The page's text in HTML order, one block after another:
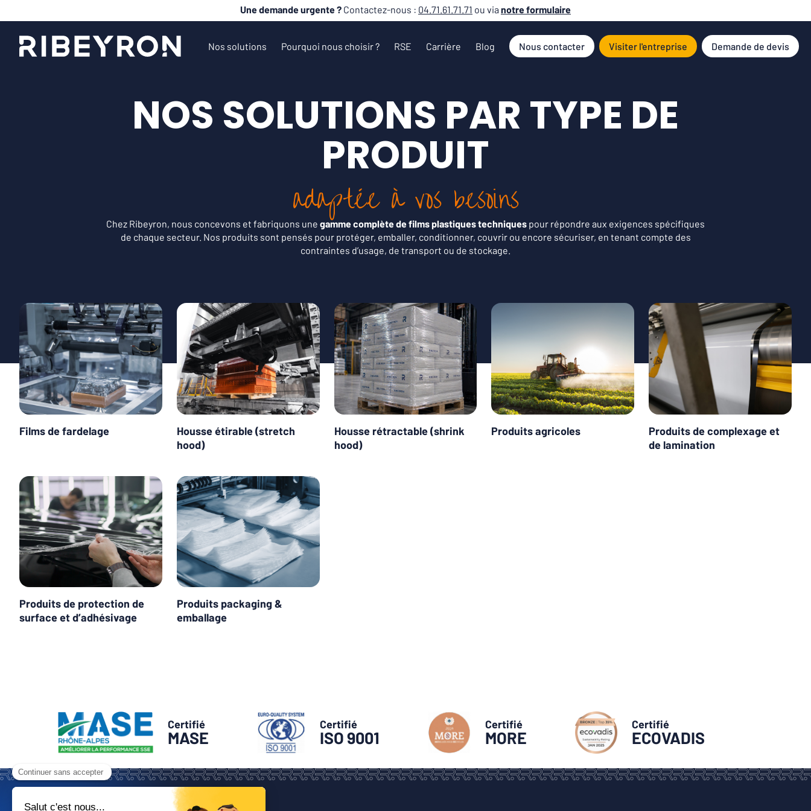
Une demande urgente ? Contactez-nous : 04.71.61.71.71 ou via notre formulaire
Nos solutions Pourquoi nous choisir ? RSE Carrière Blog Nous contacter Demande de devis
Visiter l'entreprise
NOS SOLUTIONS PAR TYPE DE
PRODUIT
adaptée à vos besoins
Chez Ribeyron, nous concevons et fabriquons une gamme complète de films plastiques techniques pour répondre aux exigences spécifiques
de chaque secteur. Nos produits sont pensés pour protéger, emballer, conditionner, couvrir ou encore sécuriser, en tenant compte des
contraintes d’usage, de transport ou de stockage.
Films de fardelage
Housse étirable (stretch
hood)
Housse rétractable (shrink
hood)
Produits agricoles
Produits de complexage et
de lamination
Produits de protection de
surface et d’adhésivage
Produits packaging &
emballage
Certifié
MASE
Certifié
ISO 9001
Certifié
MORE
Certifié
ECOVADIS